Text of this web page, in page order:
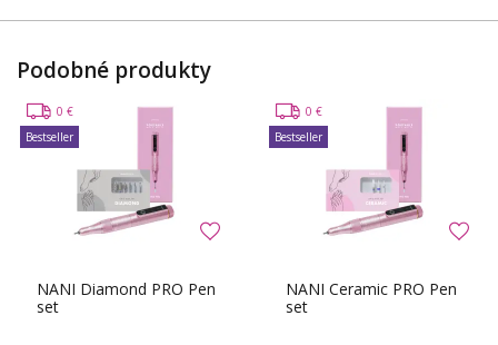
Podobné produkty
NANI Diamond PRO Pen
set
0 €
Bestseller
NANI Ceramic PRO Pen
set
0 €
Bestseller